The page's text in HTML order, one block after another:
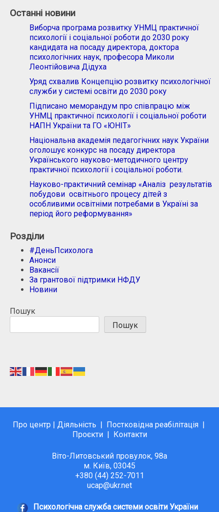
Останні новини
Виборча програма розвитку УНМЦ практичної
психології і соціальної роботи до 2030 року
кандидата на посаду директора, доктора
психологічних наук, професора Миколи
Леонтійовича Дідуха
Уряд схвалив Концепцію розвитку психологічної
служби у системі освіти до 2030 року
Підписано меморандум про співпрацю між
УНМЦ практичної психології і соціальної роботи
НАПН України та ГО «ЮНІТ»
Національна академія педагогічних наук України
оголошує конкурс на посаду директора
Українського науково-методичного центру
практичної психології і соціальної роботи.
Науково-практичний семінар «Аналіз результатів
побудови освітнього процесу дітей з
особливими освітніми потребами в Україні за
період його реформування»
Розділи
#ДеньПсихолога
Анонси
Вакансії
За грантової підтримки НФДУ
Новини
Пошук
Пошук
Про центр Діяльність Постковідна реабілітація|
Проєкти| Контакти
Віто-Литовський провулок, 98а
м. Київ, 03045
+380 (44) 252-7011
ucap@ukr.net
Психологічна служба системи освіти України